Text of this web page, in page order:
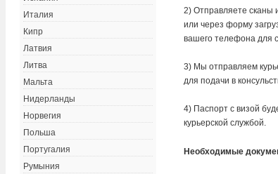
2) Отправляете сканы
или через форму
вашего телефона для
3) Мы отправляем
для подачи в
4) Паспорт с визой
курьерской службой.
Необходимые
Италия
Кипр
Латвия
Литва
Мальта
Нидерланды
Норвегия
Польша
Португалия
Румыния